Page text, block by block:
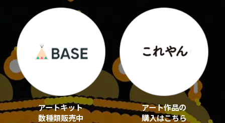
アートキット
数種類販売中
アート作品の
購入はこちら